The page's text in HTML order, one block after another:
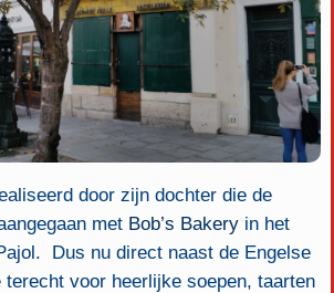
door zijn dochter die de
met Bob’s Bakeryin het
Dus nu direct naast de Engelse
terecht voor heerlijke soepen, taarten